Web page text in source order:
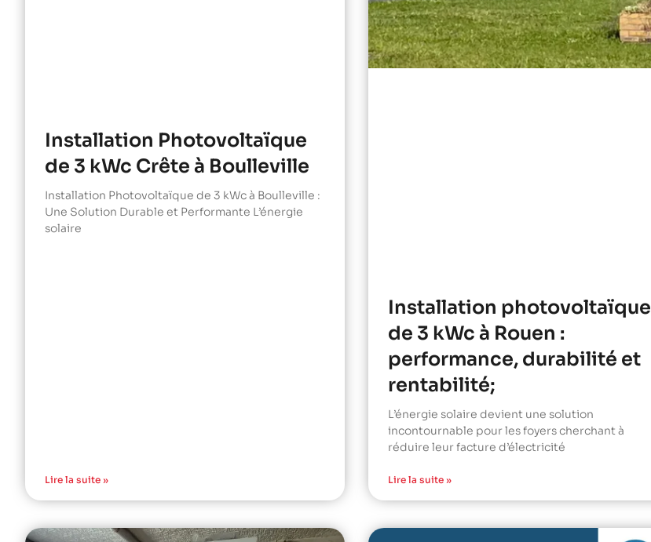
Installation Photovoltaïque
de 3 kWc Crête à Boulleville
Installation Photovoltaïque de 3 kWc à Boulleville :
Une Solution Durable et Performante L’énergie
solaire
Lire la suite »
Installation photovoltaïque
de 3 kWc à Rouen :
performance, durabilité et
rentabilité;
L’énergie solaire devient une solution
incontournable pour les foyers cherchant à
réduire leur facture d’électricité
Lire la suite »